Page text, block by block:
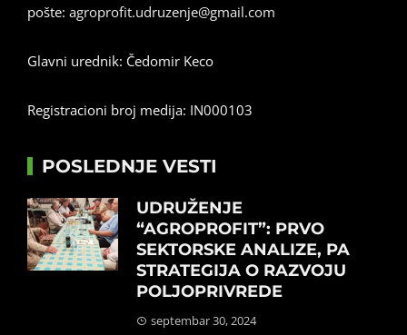
pošte: agroprofit.udruzenje@gmail.com
Glavni urednik: Čedomir Keco
Registracioni broj medija: IN000103
POSLEDNJE VESTI
UDRUŽENJE
“AGROPROFIT”: PRVO
SEKTORSKE ANALIZE, PA
STRATEGIJA O RAZVOJU
POLJOPRIVREDE
septembar 30, 2024